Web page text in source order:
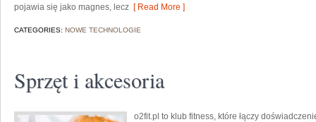
pojawia się jako magnes, lecz [ Read More ]
CATEGORIES: NOWE TECHNOLOGIE
Sprzęt i akcesoria
o2fit.pl to klub fitness, które łączy